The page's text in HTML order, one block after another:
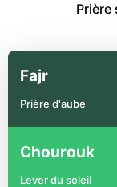
Fajr
Prière d'aube
Chourouk
Lever du soleil